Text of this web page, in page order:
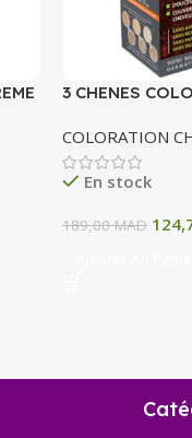
3 CHENES
A BLOND CLAIR
COLORATION
En stock
189,00MAD